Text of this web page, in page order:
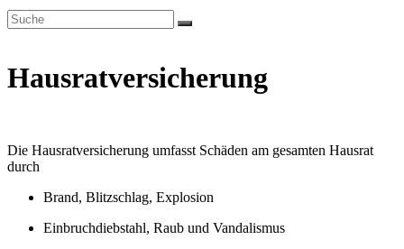
Hausratversicherung
Die Hausratversicherung umfasst Schäden am gesamten Hausrat
durch
Brand, Blitzschlag, Explosion
Einbruchdiebstahl, Raub und Vandalismus